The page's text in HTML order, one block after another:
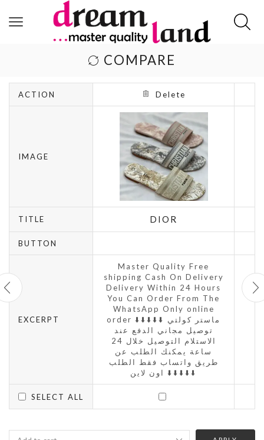
COMPARE
ACTION Delete
IMAGE
TITLE DIOR
BUTTON
EXCERPT
Master Quality Free
shipping Cash On Delivery
Delivery Within 24 Hours
You Can Order From The
WhatsApp Only online
order ⬇️⬇️⬇️⬇️⬇️ ماستر كولتي
توصيل مجاني الدفع عند
الاستلام التوصيل خلال 24
ساعة يمكنك الطلب عن
طريق واتساب فقط الطلب
اون لاين ⬇️⬇️⬇️⬇️⬇️
SELECT ALL